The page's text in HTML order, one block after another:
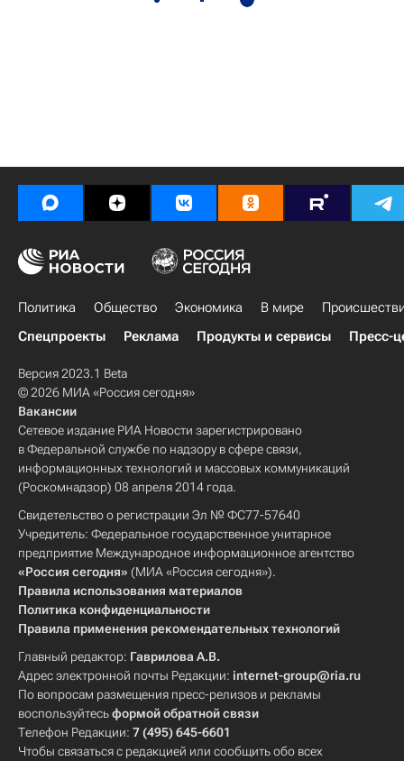
Политика Общество Экономика В мире
Спецпроекты
Реклама Продукты и сервисы Пресс-
Версия 2023.1 Beta
© 2026 МИА «Россия сегодня»
Вакансии
Сетевое издание РИА Новости зарегистрировано
в Федеральной службе по надзору в сфере связи,
информационных технологий и массовых коммуникаций
(Роскомнадзор) 08 апреля 2014 года.
Свидетельство о регистрации Эл № ФС77-57640
Учредитель: Федеральное государственное унитарное
предприятие Международное информационное агентство
«Россия сегодня» (МИА «Россия сегодня»).
Правила использования материалов
Политика конфиденциальности
Правила применения рекомендательных технологий
Главный редактор: Гаврилова А.В.
Адрес электронной почты Редакции: internet-group@ria.ru
По вопросам размещения пресс-релизов и рекламы
воспользуйтесьформой обратной связи
Телефон Редакции: 7 (495) 645-6601
Чтобы связаться с редакцией или сообщить обо всех